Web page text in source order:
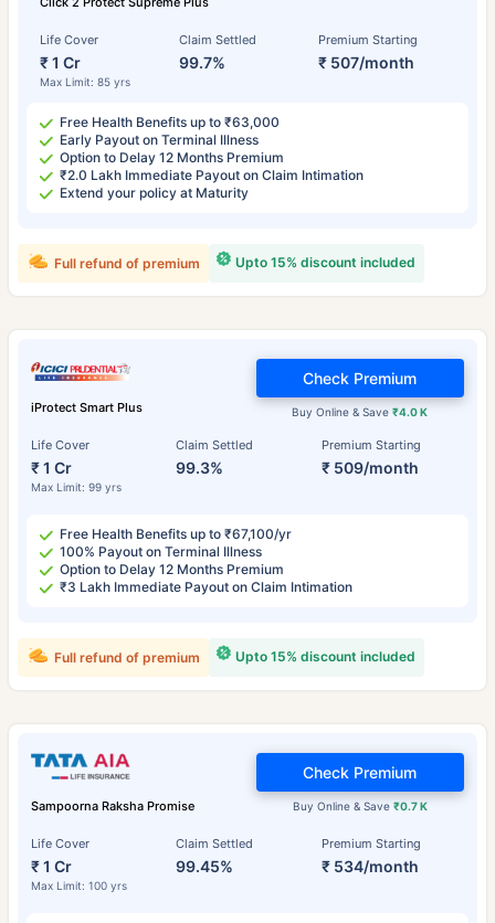
Life Cover
₹ 1 Cr
Max Limit: 85 yrs
Claim Settled
99.7%
Premium Starting
₹ 507/month
Free Health Benefits up to ₹63,000
Early Payout on Terminal Illness
Option to Delay 12 Months Premium
₹2.0 Lakh Immediate Payout on Claim Intimation
Extend your policy at Maturity
Upto 15% discount included
Full refund of premium
iProtect Smart Plus
Life Cover
₹ 1 Cr
Max Limit: 99 yrs
Claim Settled
99.3%
Premium Starting
₹ 509/month
Buy Online & Save₹4.0 K
Check Premium
Free Health Benefits up to ₹67,100/yr
100% Payout on Terminal Illness
Option to Delay 12 Months Premium
₹3 Lakh Immediate Payout on Claim Intimation
Upto 15% discount included
Full refund of premium
Sampoorna Raksha Promise
Life Cover
₹ 1 Cr
Max Limit: 100 yrs
Claim Settled
99.45%
Premium Starting
₹ 534/month
Buy Online & Save ₹0.7 K
Check Premium